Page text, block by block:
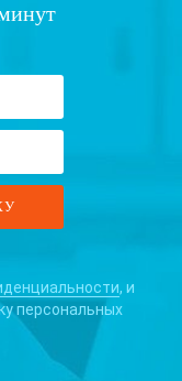
, и
персональных